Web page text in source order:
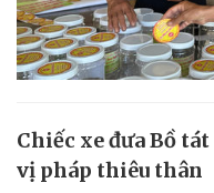
Chiếc xe đưa Bồ
vị pháp thiêu thân